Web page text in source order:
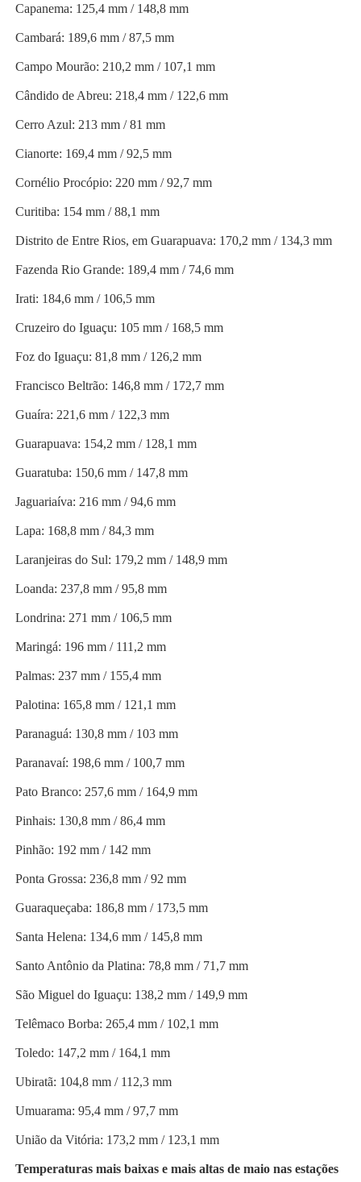
Capanema: 125,4 mm / 148,8 mm
Cambará: 189,6 mm / 87,5 mm
Campo Mourão: 210,2 mm / 107,1 mm
Cândido de Abreu: 218,4 mm / 122,6 mm
Cerro Azul: 213 mm / 81 mm
Cianorte: 169,4 mm / 92,5 mm
Cornélio Procópio: 220 mm / 92,7 mm
Curitiba: 154 mm / 88,1 mm
Distrito de Entre Rios, em Guarapuava: 170,2 mm / 134,3 mm
Fazenda Rio Grande: 189,4 mm / 74,6 mm
Irati: 184,6 mm / 106,5 mm
Cruzeiro do Iguaçu: 105 mm / 168,5 mm
Foz do Iguaçu: 81,8 mm / 126,2 mm
Francisco Beltrão: 146,8 mm / 172,7 mm
Guaíra: 221,6 mm / 122,3 mm
Guarapuava: 154,2 mm / 128,1 mm
Guaratuba: 150,6 mm / 147,8 mm
Jaguariaíva: 216 mm / 94,6 mm
Lapa: 168,8 mm / 84,3 mm
Laranjeiras do Sul: 179,2 mm / 148,9 mm
Loanda: 237,8 mm / 95,8 mm
Londrina: 271 mm / 106,5 mm
Maringá: 196 mm / 111,2 mm
Palmas: 237 mm / 155,4 mm
Palotina: 165,8 mm / 121,1 mm
Paranaguá: 130,8 mm / 103 mm
Paranavaí: 198,6 mm / 100,7 mm
Pato Branco: 257,6 mm / 164,9 mm
Pinhais: 130,8 mm / 86,4 mm
Pinhão: 192 mm / 142 mm
Ponta Grossa: 236,8 mm / 92 mm
Guaraqueçaba: 186,8 mm / 173,5 mm
Santa Helena: 134,6 mm / 145,8 mm
Santo Antônio da Platina: 78,8 mm / 71,7 mm
São Miguel do Iguaçu: 138,2 mm / 149,9 mm
Telêmaco Borba: 265,4 mm / 102,1 mm
Toledo: 147,2 mm / 164,1 mm
Ubiratã: 104,8 mm / 112,3 mm
Umuarama: 95,4 mm / 97,7 mm
União da Vitória: 173,2 mm / 123,1 mm
Temperaturas mais baixas e mais altas de maio nas estações